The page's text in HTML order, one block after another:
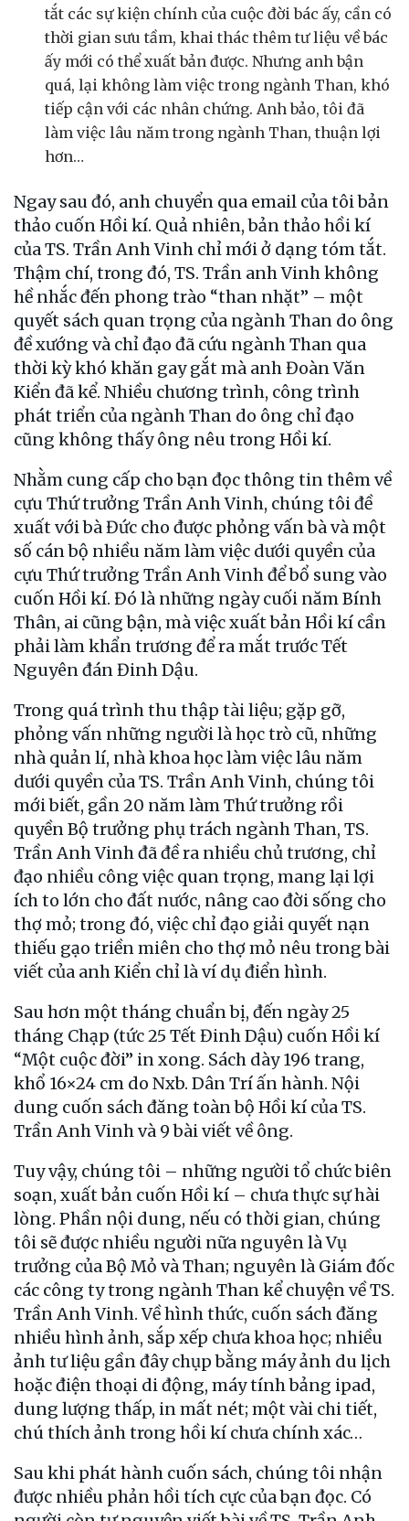
tắt các sự kiện chính của cuộc đời bác ấy, cần có
thời gian sưu tầm, khai thác thêm tư liệu về bác
ấy mới có thể xuất bản được. Nhưng anh bận
quá, lại không làm việc trong ngành Than, khó
tiếp cận với các nhân chứng. Anh bảo, tôi đã
làm việc lâu năm trong ngành Than, thuận lợi
hơn…
Ngay sau đó, anh chuyển qua email của tôi bản
thảo cuốn Hồi kí. Quả nhiên, bản thảo hồi kí
của TS. Trần Anh Vinh chỉ mới ở dạng tóm tắt.
Thậm chí, trong đó, TS. Trần anh Vinh không
hề nhắc đến phong trào “than nhặt” – một
quyết sách quan trọng của ngành Than do ông
đề xướng và chỉ đạo đã cứu ngành Than qua
thời kỳ khó khăn gay gắt mà anh Đoàn Văn
Kiển đã kể. Nhiều chương trình, công trình
phát triển của ngành Than do ông chỉ đạo
cũng không thấy ông nêu trong Hồi kí.
Nhằm cung cấp cho bạn đọc thông tin thêm về
cựu Thứ trưởng Trần Anh Vinh, chúng tôi đề
xuất với bà Đức cho được phỏng vấn bà và một
số cán bộ nhiều năm làm việc dưới quyền của
cựu Thứ trưởng Trần Anh Vinh để bổ sung vào
cuốn Hồi kí. Đó là những ngày cuối năm Bính
Thân, ai cũng bận, mà việc xuất bản Hồi kí cần
phải làm khẩn trương để ra mắt trước Tết
Nguyên đán Đinh Dậu.
Trong quá trình thu thập tài liệu; gặp gỡ,
phỏng vấn những người là học trò cũ, những
nhà quản lí, nhà khoa học làm việc lâu năm
dưới quyền của TS. Trần Anh Vinh, chúng tôi
mới biết, gần 20 năm làm Thứ trưởng rồi
quyền Bộ trưởng phụ trách ngành Than, TS.
Trần Anh Vinh đã đề ra nhiều chủ trương, chỉ
đạo nhiều công việc quan trọng, mang lại lợi
ích to lớn cho đất nước, nâng cao đời sống cho
thợ mỏ; trong đó, việc chỉ đạo giải quyết nạn
thiếu gạo triền miên cho thợ mỏ nêu trong bài
viết của anh Kiển chỉ là ví dụ điển hình.
Sau hơn một tháng chuẩn bị, đến ngày 25
tháng Chạp (tức 25 Tết Đinh Dậu) cuốn Hồi kí
“Một cuộc đời” in xong. Sách dày 196 trang,
khổ 16×24 cm do Nxb. Dân Trí ấn hành. Nội
dung cuốn sách đăng toàn bộ Hồi kí của TS.
Trần Anh Vinh và 9 bài viết về ông.
Tuy vậy, chúng tôi – những người tổ chức biên
soạn, xuất bản cuốn Hồi kí – chưa thực sự hài
lòng. Phần nội dung, nếu có thời gian, chúng
tôi sẽ được nhiều người nữa nguyên là Vụ
trưởng của Bộ Mỏ và Than; nguyên là Giám đốc
các công ty trong ngành Than kể chuyện về TS.
Trần Anh Vinh. Về hình thức, cuốn sách đăng
nhiều hình ảnh, sắp xếp chưa khoa học; nhiều
ảnh tư liệu gần đây chụp bằng máy ảnh du lịch
hoặc điện thoại di động, máy tính bảng ipad,
dung lượng thấp, in mất nét; một vài chi tiết,
chú thích ảnh trong hồi kí chưa chính xác…
Sau khi phát hành cuốn sách, chúng tôi nhận
được nhiều phản hồi tích cực của bạn đọc. Có